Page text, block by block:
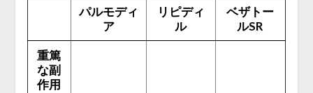
パルモディ
ア
リピディ
ル
ベザトー
ルSR
重篤
な副
作用